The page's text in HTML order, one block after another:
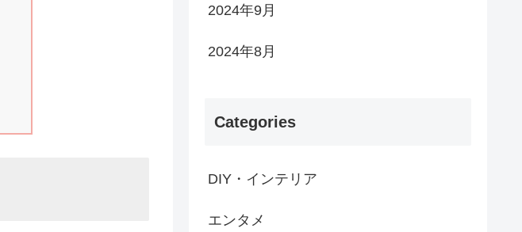
2024年9月
2024年8月
Categories
DIY・インテリア
エンタメ